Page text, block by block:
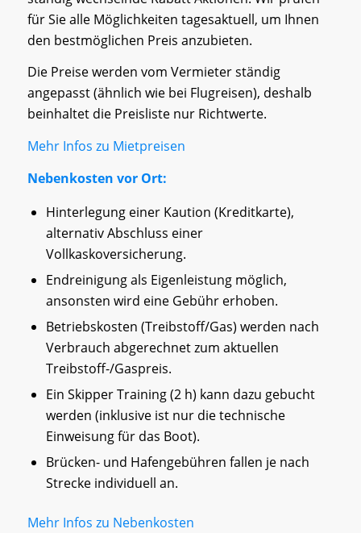
für Sie alle Möglichkeiten tagesaktuell, um Ihnen
den bestmöglichen Preis anzubieten.
Die Preise werden vom Vermieter ständig
angepasst (ähnlich wie bei Flugreisen), deshalb
beinhaltet die Preisliste nur Richtwerte.
Mehr Infos zu Mietpreisen
Nebenkosten vor Ort:
Hinterlegung einer Kaution (Kreditkarte),
alternativ Abschluss einer
Vollkaskoversicherung.
Endreinigung als Eigenleistung möglich,
ansonsten wird eine Gebühr erhoben.
Betriebskosten (Treibstoff/Gas) werden nach
Verbrauch abgerechnet zum aktuellen
Treibstoff-/Gaspreis.
Ein Skipper Training (2 h) kann dazu gebucht
werden (inklusive ist nur die technische
Einweisung für das Boot).
Brücken- und Hafengebühren fallen je nach
Strecke individuell an.
Mehr Infos zu Nebenkosten